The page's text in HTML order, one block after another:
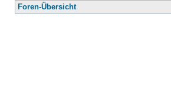
Foren-Übersicht